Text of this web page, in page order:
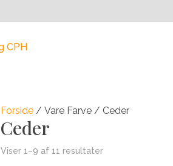
Forside / Vare Farve / Ceder
Ceder
Viser 1–9 af 11 resultater